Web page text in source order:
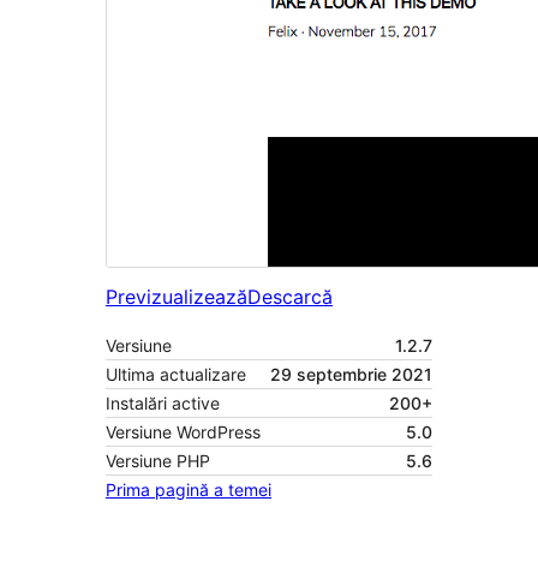
PrevizualizeazăDescarcă
Versiune
1.2.7
Ultima actualizare
29 septembrie 2021
Instalări active
200+
Versiune WordPress
5.0
Versiune PHP
5.6
Prima pagină a temei